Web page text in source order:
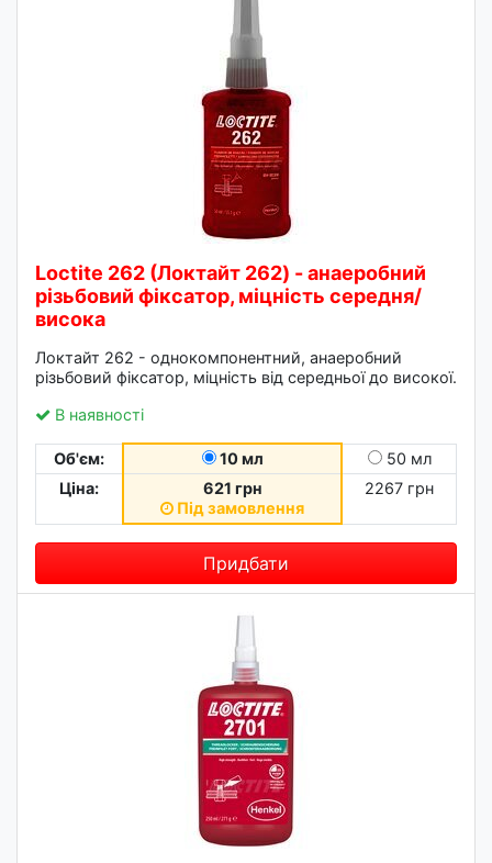
Loctite 262 (Локтайт 262) - анаеробний
різьбовий фіксатор, міцність середня/
висока
Локтайт 262 - однокомпонентний, анаеробний
різьбовий фіксатор, міцність від середньої до високої.
В наявності
Об'єм: 10 мл
50 мл
Ціна:
621 грн
Під замовлення
2267 грн
Придбати